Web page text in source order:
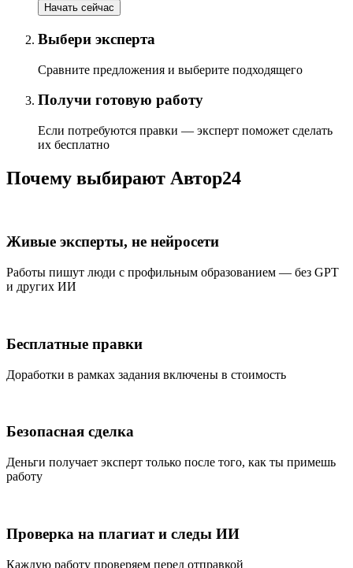
Начать сейчас
Выбери эксперта
Сравните предложения и выберите подходящего
Получи готовую работу
Если потребуются правки — эксперт поможет сделать
их бесплатно
Почему выбирают Автор24
Живые эксперты, не нейросети
Работы пишут люди с профильным образованием — без GPT
и других ИИ
Бесплатные правки
Доработки в рамках задания включены в стоимость
Безопасная сделка
Деньги получает эксперт только после того, как ты примешь
работу
Проверка на плагиат и следы ИИ
Каждую работу проверяем перед отправкой